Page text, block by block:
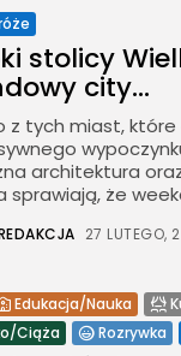
stolicy
city...
z tych miast,
architektura
że
27 LUTEGO,
Edukacja/Nauka
Ciąża
Rozrywka